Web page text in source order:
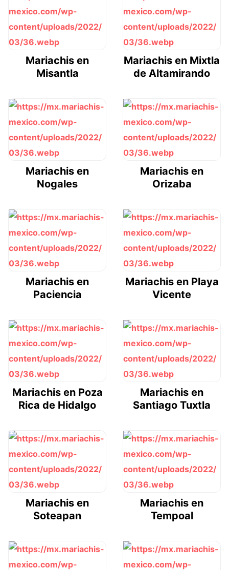
Mariachis en
Misantla
Mariachis en Mixtla
de Altamirando
Mariachis en
Nogales
Mariachis en
Orizaba
Mariachis en
Paciencia
Mariachis en Playa
Vicente
Mariachis en Poza
Rica de Hidalgo
Mariachis en
Santiago Tuxtla
Mariachis en
Soteapan
Mariachis en
Tempoal